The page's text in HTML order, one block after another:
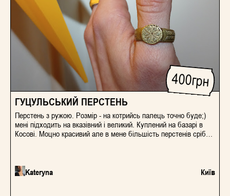
400грн
ГУЦУЛЬСЬКИЙ ПЕРСТЕНЬ
Перстень з ружою. Розмір - на котрийсь палець точно буде;)
мені підходить на вказівний і великий. Куплений на базарі в
Косові. Моцно красивий але в мене більшість перстенів срібні,
Kateryna Київ